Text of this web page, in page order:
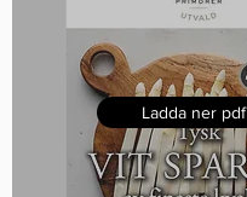
Ladda ner pdf